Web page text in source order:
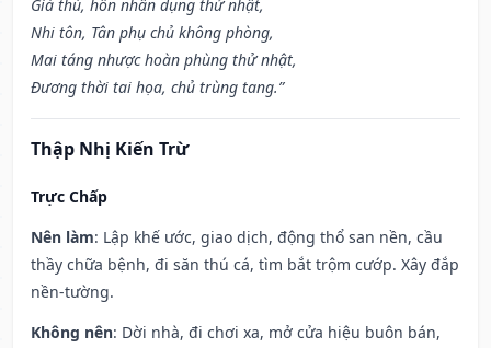
Giá thú, hôn nhân dụng thử nhật,
Nhi tôn, Tân phụ chủ không phòng,
Mai táng nhược hoàn phùng thử nhật,
Đương thời tai họa, chủ trùng tang.”
Thập Nhị Kiến Trừ
Trực Chấp
Nên làm: Lập khế ước, giao dịch, động thổ san nền, cầu
thầy chữa bệnh, đi săn thú cá, tìm bắt trộm cướp. Xây đắp
nền-tường.
Không nên: Dời nhà, đi chơi xa, mở cửa hiệu buôn bán,